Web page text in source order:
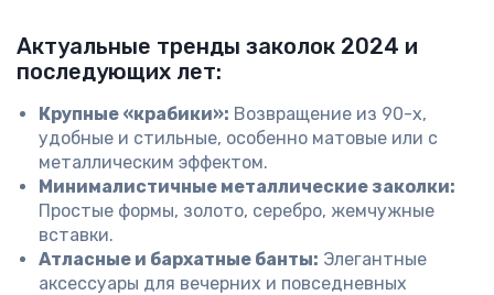
Актуальные тренды заколок 2024 и
последующих лет:
Крупные «крабики»: Возвращение из 90-х,
удобные и стильные, особенно матовые или с
металлическим эффектом.
Минималистичные металлические заколки:
Простые формы, золото, серебро, жемчужные
вставки.
Атласные и бархатные банты: Элегантные
аксессуары для вечерних и повседневных